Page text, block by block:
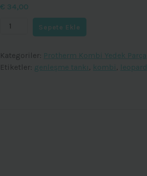
€ 34,00
Protherm
Panther,Leopard
Genleşme
Tankı
Sepete Ekle
Kategoriler: Protherm Kombi Yedek Parça
Etiketler: genleşme tankı , kombi , leopard